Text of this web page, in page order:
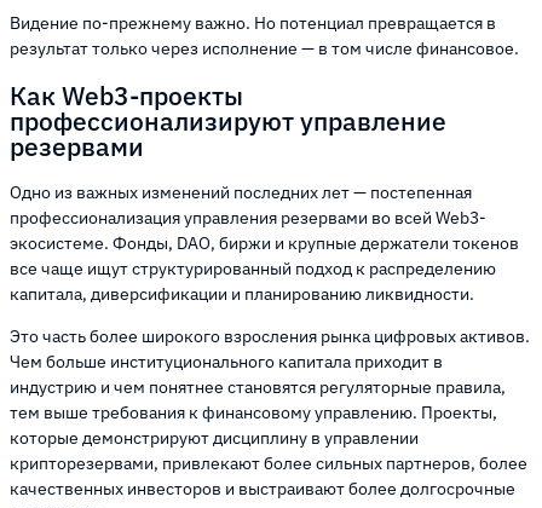
Видение по-прежнему важно. Но потенциал превращается в
результат только через исполнение — в том числе финансовое.
Как Web3-проекты
профессионализируют управление
резервами
Одно из важных изменений последних лет — постепенная
профессионализация управления резервами во всей Web3-
экосистеме. Фонды, DAO, биржи и крупные держатели токенов
все чаще ищут структурированный подход к распределению
капитала, диверсификации и планированию ликвидности.
Это часть более широкого взросления рынка цифровых активов.
Чем больше институционального капитала приходит в
индустрию и чем понятнее становятся регуляторные правила,
тем выше требования к финансовому управлению. Проекты,
которые демонстрируют дисциплину в управлении
крипторезервами, привлекают более сильных партнеров, более
качественных инвесторов и выстраивают более долгосрочные